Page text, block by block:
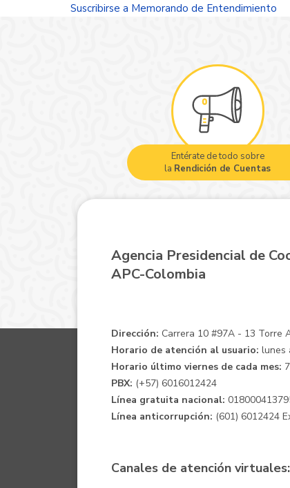
Suscribirse a Memorando de Entendimiento
Entérate de todo sobre
la Rendición de Cuentas
Agencia Presidencial de
APC-Colombia
Dirección: Carrera 10 #97A - 13 Torre
Horario de atención al usuario: lunes
Horario último viernes de cada mes:
PBX: (+57) 6016012424
Línea gratuita nacional:
Línea anticorrupción: (601) 6012424
Canales de atención virtuales: